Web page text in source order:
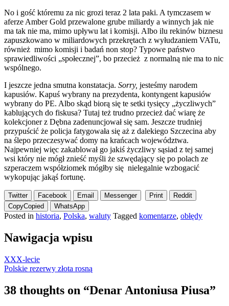
No i gość któremu za nic grozi teraz 2 lata paki. A tymczasem w
aferze Amber Gold przewalone grube miliardy a winnych jak nie
ma tak nie ma, mimo upływu lat i komisji. Albo ilu rekinów biznesu
zapuszkowano w miliardowych przekrętach z wyłudzaniem VATu,
również mimo komisji i badań non stop? Typowe państwo
sprawiedliwości „społecznej”, bo przecież z normalną nie ma to nic
wspólnego.
I jeszcze jedna smutna konstatacja. Sorry, jesteśmy narodem
kapusiów. Kapuś wybrany na prezydenta, kontyngent kapusiów
wybrany do PE. Albo skąd biorą się te setki tysięcy „życzliwych”
kablujących do fiskusa? Tutaj też trudno przecież dać wiarę że
kolekcjoner z Dębna zadenuncjował się sam. Jeszcze trudniej
przypuścić że policja fatygowała się aż z dalekiego Szczecina aby
na ślepo przeczesywać domy na krańcach województwa.
Najpewniej więc zakablował go jakiś życzliwy sąsiad z tej samej
wsi który nie mógł znieść myśli że szwędający się po polach ze
szperaczem współziomek mógłby się nielegalnie wzbogacić
wykopując jakąś fortunę.
Twitter Facebook Email Messenger Print
Reddit
CopyCopied WhatsApp
Posted in historia, Polska, waluty Tagged komentarze, obłędy
Nawigacja wpisu
XXX-lecie
Polskie rezerwy złota rosną
38 thoughts on “Denar Antoniusa Piusa”